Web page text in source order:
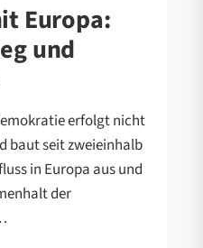
Europa:
und
erfolgt nicht
baut seit zweieinhalb
in Europa aus und
der